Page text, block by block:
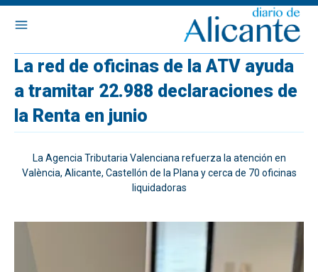
La red de oficinas de la ATV ayuda
a tramitar 22.988 declaraciones de
la Renta en junio
La Agencia Tributaria Valenciana refuerza la atención en
València, Alicante, Castellón de la Plana y cerca de 70 oficinas
liquidadoras